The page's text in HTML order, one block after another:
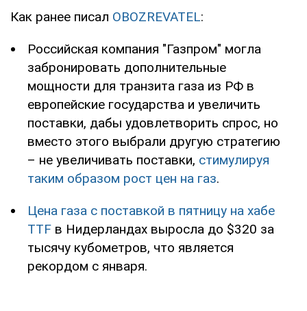
Как ранее писал OBOZREVATEL:
Российская компания "Газпром" могла
забронировать дополнительные
мощности для транзита газа из РФ в
европейские государства и увеличить
поставки, дабы удовлетворить спрос, но
вместо этого выбрали другую стратегию
– не увеличивать поставки, стимулируя
таким образом рост цен на газ.
Цена газа с поставкой в пятницу на хабе
TTF в Нидерландах выросла до $320 за
тысячу кубометров, что является
рекордом с января.